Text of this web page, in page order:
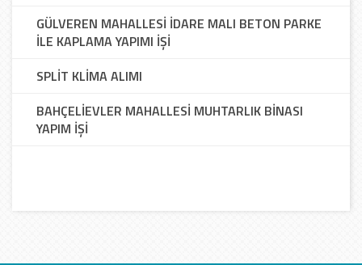
GÜLVEREN MAHALLESİ İDARE MALI BETON PARKE
İLE KAPLAMA YAPIMI İŞİ
SPLİT KLİMA ALIMI
BAHÇELİEVLER MAHALLESİ MUHTARLIK BİNASI
YAPIM İŞİ